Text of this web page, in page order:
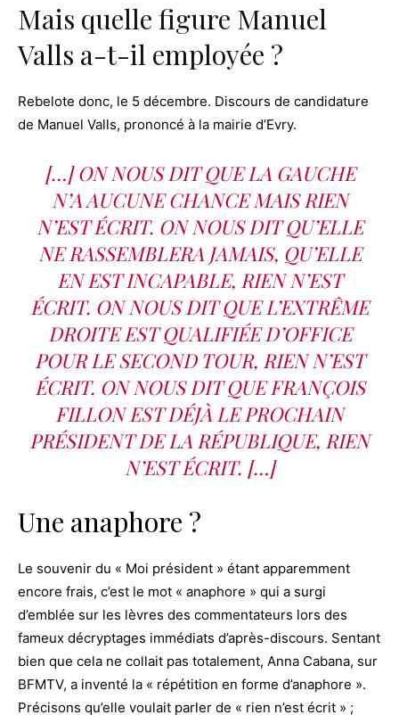
Mais quelle figure Manuel
Valls a-t-il employée ?
Rebelote donc, le 5 décembre. Discours de candidature
de Manuel Valls, prononcé à la mairie d’Evry.
[…] ON NOUS DIT QUE LA GAUCHE
N’A AUCUNE CHANCE MAIS RIEN
N’EST ÉCRIT. ON NOUS DIT QU’ELLE
NE RASSEMBLERA JAMAIS, QU’ELLE
EN EST INCAPABLE, RIEN N’EST
ÉCRIT. ON NOUS DIT QUE L’EXTRÊME
DROITE EST QUALIFIÉE D’OFFICE
POUR LE SECOND TOUR, RIEN N’EST
ÉCRIT. ON NOUS DIT QUE FRANÇOIS
FILLON EST DÉJÀ LE PROCHAIN
PRÉSIDENT DE LA RÉPUBLIQUE, RIEN
N’EST ÉCRIT. […]
Une anaphore ?
Le souvenir du « Moi président » étant apparemment
encore frais, c’est le mot « anaphore » qui a surgi
d’emblée sur les lèvres des commentateurs lors des
fameux décryptages immédiats d’après-discours. Sentant
bien que cela ne collait pas totalement, Anna Cabana, sur
BFMTV, a inventé la « répétition en forme d’anaphore ».
Précisons qu’elle voulait parler de « rien n’est écrit » ;